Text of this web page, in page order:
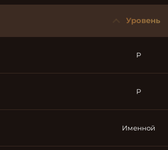
Уровень
P
P
Именной